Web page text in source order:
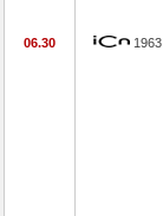
06.30 1963